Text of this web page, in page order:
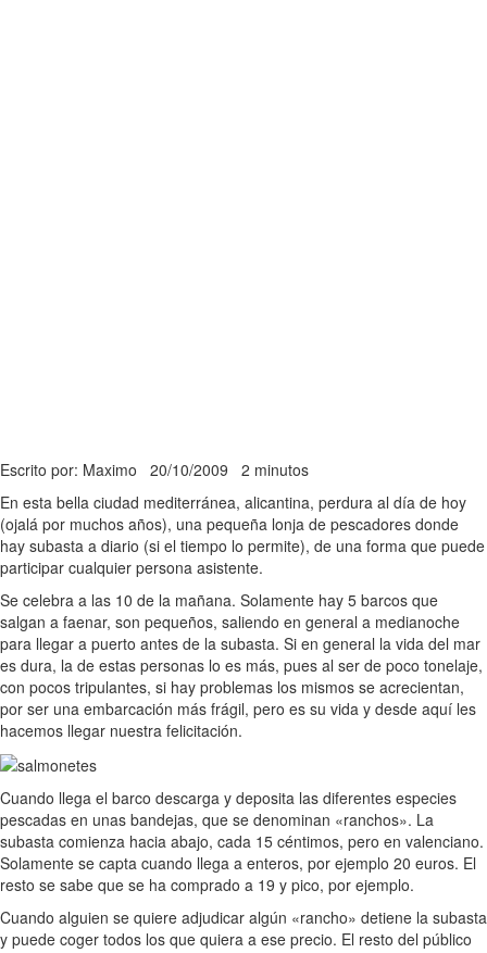
Escrito por: Maximo 20/10/2009 2 minutos
En esta bella ciudad mediterránea, alicantina, perdura al día de hoy
(ojalá por muchos años), una pequeña lonja de pescadores donde
hay subasta a diario (si el tiempo lo permite), de una forma que puede
participar cualquier persona asistente.
Se celebra a las 10 de la mañana. Solamente hay 5 barcos que
salgan a faenar, son pequeños, saliendo en general a medianoche
para llegar a puerto antes de la subasta. Si en general la vida del mar
es dura, la de estas personas lo es más, pues al ser de poco tonelaje,
con pocos tripulantes, si hay problemas los mismos se acrecientan,
por ser una embarcación más frágil, pero es su vida y desde aquí les
hacemos llegar nuestra felicitación.
Cuando llega el barco descarga y deposita las diferentes especies
pescadas en unas bandejas, que se denominan «ranchos». La
subasta comienza hacia abajo, cada 15 céntimos, pero en valenciano.
Solamente se capta cuando llega a enteros, por ejemplo 20 euros. El
resto se sabe que se ha comprado a 19 y pico, por ejemplo.
Cuando alguien se quiere adjudicar algún «rancho» detiene la subasta
y puede coger todos los que quiera a ese precio. El resto del público